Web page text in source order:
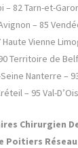
– 82 Tarn-et-
– 85
Vienne
Territoire de
Nanterre –
– 95 Val-
Chirurgien
Poitiers